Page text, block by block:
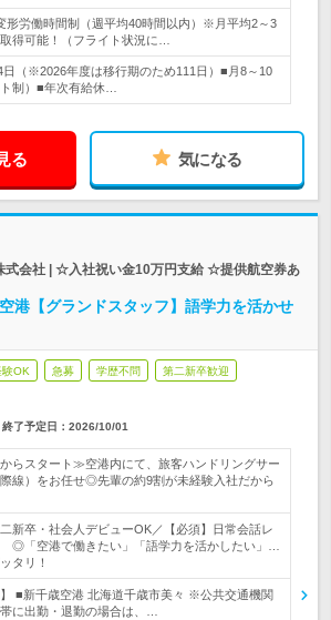
形労働時間制（週平均40時間以内）※月平均2～3
得可能！（フライト状況に…
日（※2026年度は移行期のため111日）■月8～10
制）■年次有給休…
る 気になる
式会社 | ☆入社祝い金10万円支給 ☆提供航空券あ
港【グランドスタッフ】語学力を活かせ
OK 急募 学歴不問 第二新卒歓迎
終了予定日： 2026/10/01
らスタート≫空港内にて、旅客ハンドリングサー
線）をお任せ◎先輩の約9割が未経験入社だから
新卒・社会人デビューOK／【必須】日常会話レ
◎「空港で働きたい」「語学力を活かしたい」…
タリ！
】 ■新千歳空港 北海道千歳市美々 ※公共交通機関
に出勤・退勤の場合は、…